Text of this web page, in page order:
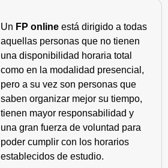
Un FP online está dirigido a todas
aquellas personas que no tienen
una disponibilidad horaria total
como en la modalidad presencial,
pero a su vez son personas que
saben organizar mejor su tiempo,
tienen mayor responsabilidad y
una gran fuerza de voluntad para
poder cumplir con los horarios
establecidos de estudio.